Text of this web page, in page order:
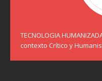
TECNOLOGIA
contexto Crítico y